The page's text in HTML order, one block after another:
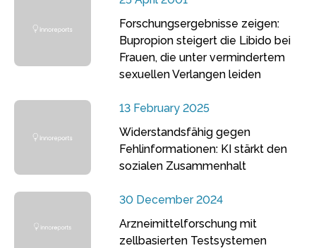
Forschungsergebnisse zeigen:
Bupropion steigert die Libido bei
Frauen, die unter vermindertem
sexuellen Verlangen leiden
13 February 2025
Widerstandsfähig gegen
Fehlinformationen: KI stärkt den
sozialen Zusammenhalt
30 December 2024
Arzneimittelforschung mit
zellbasierten Testsystemen